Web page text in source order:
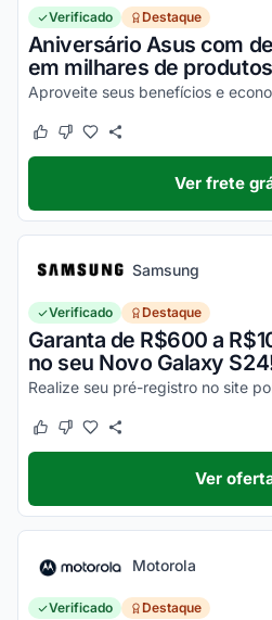
Verificado Destaque
Aniversário Asus com
em milhares de
Este cupom funcionou
Este cupom não funcionou
Ver frete
Samsung
Verificado Destaque
Garanta de R$600 a
no seu Novo Galaxy
Este cupom funcionou
Este cupom não funcionou
Ver
Motorola
Verificado Destaque